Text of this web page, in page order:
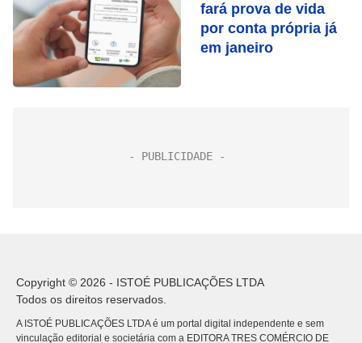
fará prova de vida
por conta própria já
em janeiro
Copyright © 2026 - ISTOÉ PUBLICAÇÕES LTDA
Todos os direitos reservados.
A ISTOÉ PUBLICAÇÕES LTDA é um portal digital independente e sem
vinculação editorial e societária com a EDITORA TRES COMÉRCIO DE